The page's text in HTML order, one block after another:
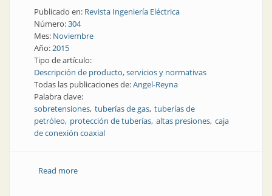
Publicado en: Revista Ingeniería Eléctrica
Número:304
Mes: Noviembre
Año:2015
Tipo de artículo:
Descripción de producto, servicios y normativas
Todas las publicaciones de:Angel-Reyna
Palabra clave:
sobretensiones tuberías de gas tuberías de
petróleo protección de tuberías altas presiones caja
de conexión coaxial
Read moreabout Producto | Protección de tuberías de gas y